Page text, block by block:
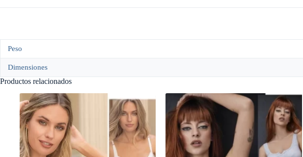
Peso
Dimensiones
Productos relacionados